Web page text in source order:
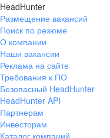
HeadHunter
Размещение вакансий
Поиск по резюме
О компании
Наши вакансии
Реклама на сайте
Требования к ПО
Безопасный HeadHunter
HeadHunter API
Партнерам
Инвесторам